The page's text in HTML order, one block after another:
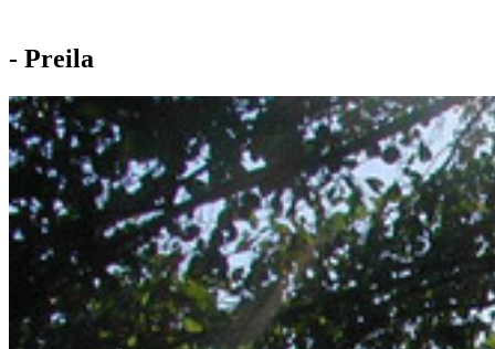
- Preila